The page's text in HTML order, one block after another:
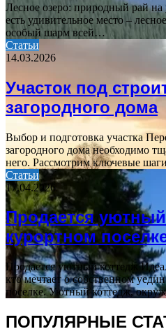
Лесное озеро: природный рай на
есть удивительное место –
особый шарм всей…
Статьи
14.03.2026
Участок под
загородного дома
Выбор и подготовка участка
загородного дома необходимо
него. Рассмотрим ключевые
Статьи
17.04.2026
Продается
курортном
Продается уютный коттедж
кто мечтает о собственном
поселке. Уютный коттедж,
ПОПУЛЯРНЫЕ